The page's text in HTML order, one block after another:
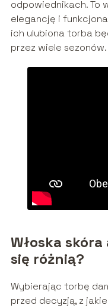
odpowiednikach. To
elegancję i
ich ulubiona torba
przez wiele sezonów.
Włoska
się różnią?
Wybierając torbę
przed decyzją, z